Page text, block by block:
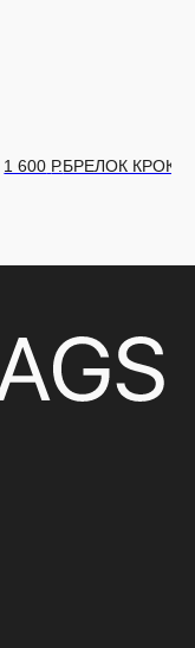
1 600 Р.БРЕЛОК КРОКО